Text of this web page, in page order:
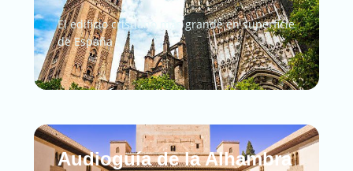
El edificio cristiano más grande en superficie
de España
Audioguía de la Alhambra